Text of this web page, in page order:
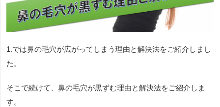
1.では鼻の毛穴が広がってしまう理由と解決法をご紹介しまし
た。
そこで続けて、鼻の毛穴が黒ずむ理由と解決法をご紹介しま
す。